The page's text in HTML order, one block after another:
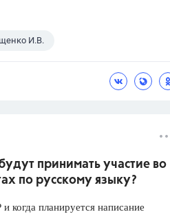
И.В.
принимать участие во
по русскому языку?
когда планируется написание